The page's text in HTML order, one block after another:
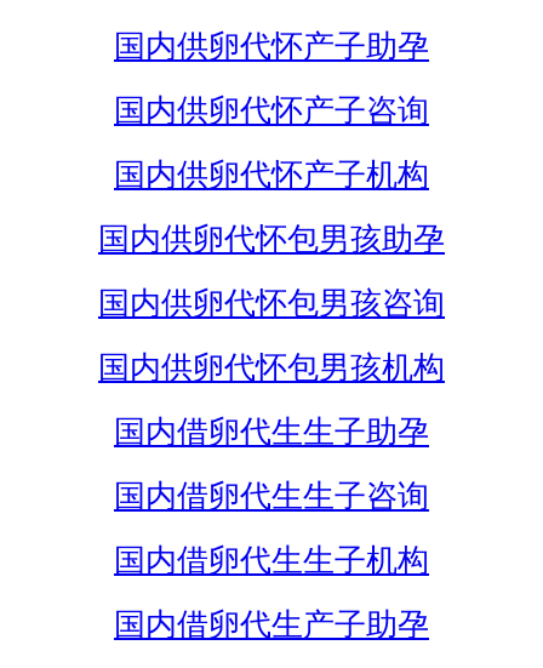
国内供卵代怀产子助孕
国内供卵代怀产子咨询
国内供卵代怀产子机构
国内供卵代怀包男孩助孕
国内供卵代怀包男孩咨询
国内供卵代怀包男孩机构
国内借卵代生生子助孕
国内借卵代生生子咨询
国内借卵代生生子机构
国内借卵代生产子助孕